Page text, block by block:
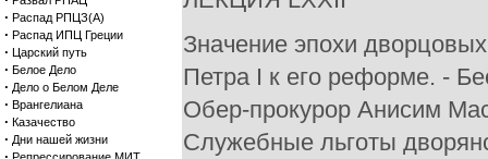
· Распад РПЦЗ(А)
· Распад ИПЦ Греции
· Царский путь
· Белое Дело
· Дело о Белом Деле
· Врангелиана
· Казачество
· Дни нашей жизни
Значение эпохи
Петра I к его реформе. -
Обер-прокурор Анисим
Служебные льготы